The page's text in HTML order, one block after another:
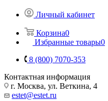
Личный кабинет
Корзина0
Избранные товары0
8 (800) 7070-353
Контактная информация
г. Москва, ул. Веткина, 4
estet@estet.ru